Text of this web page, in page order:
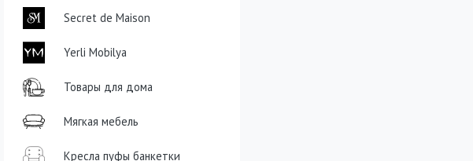
Secret de Maison
Yerli Mobilya
Товары для дома
Мягкая мебель
Кресла пуфы банкетки